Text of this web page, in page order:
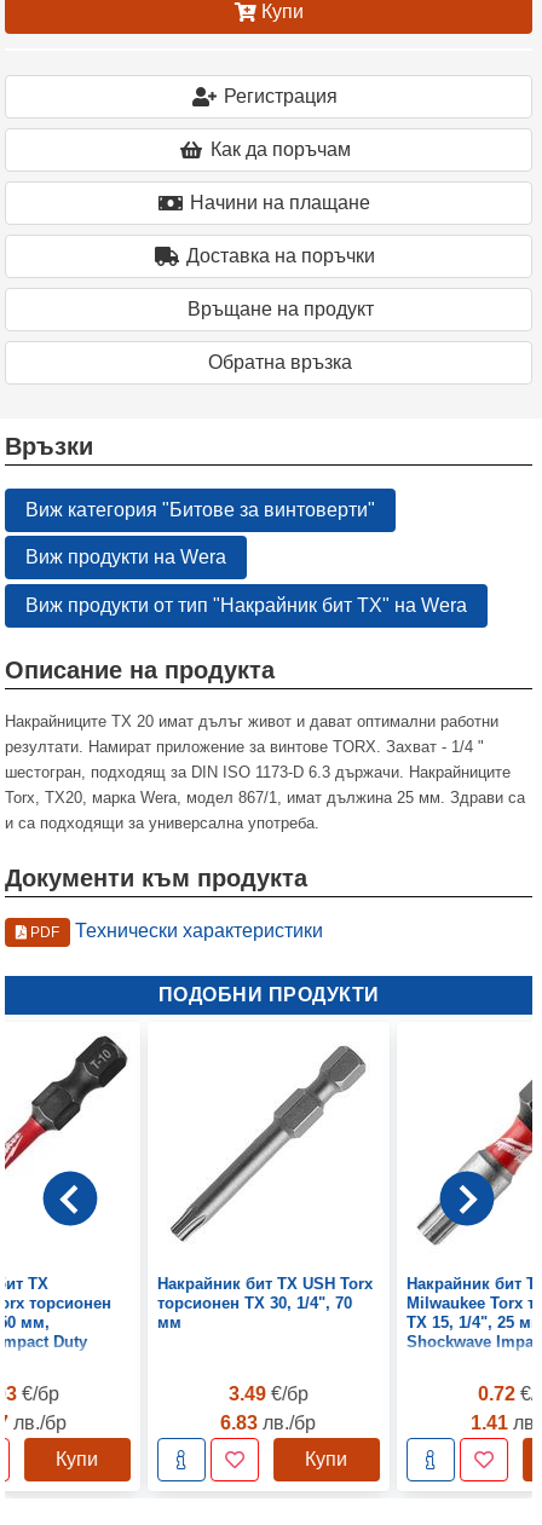
Купи
Регистрация
Как да поръчам
Начини на плащане
Доставка на поръчки
Връщане на продукт
Oбратна връзка
Връзки
Виж категория "Битове за винтоверти"
Виж продукти на Wera
Виж продукти от тип "Накрайник бит TX" на Wera
Описание на продукта
Накрайниците TX 20 имат дълъг живот и дават оптимални работни
резултати. Намират приложение за винтове TORX. Захват - 1/4 "
шестогран, подходящ за DIN ISO 1173-D 6.3 държачи. Накрайниците
Torx, ТХ20, марка Wera, модел 867/1, имат дължина 25 мм. Здрави са
и са подходящи за универсална употреба.
Документи към продукта
PDF Технически характеристики
ПОДОБНИ ПРОДУКТИ
TX
торсионен
мм,
Duty
€/бр
лв./бр
Купи
Накрайник бит TX USH Torx
торсионен TX 30, 1/4", 70
мм
3.49 €/бр
6.83 лв./бр
Купи
Накрайник бит
Milwaukee Torx
TX 15, 1/4", 25
Shockwave
0.72€/
1.41